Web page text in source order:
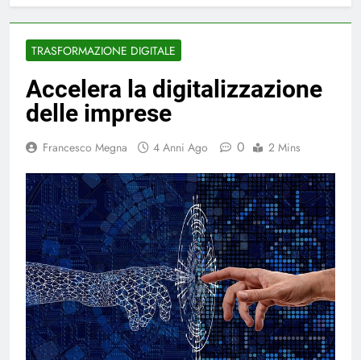
TRASFORMAZIONE DIGITALE
Accelera la digitalizzazione
delle imprese
Francesco Megna 4 Anni Ago 0 2 Mins